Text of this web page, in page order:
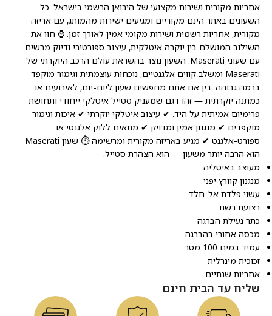
אחריות מקורית ושירות מקצועי של היבואן הרשמי בישראל. כל
השעונים באתר הינם מקוריים ומגיעים ישירות מהמותג, עם אריזה
מקורית, אחריות רשמית ושירות מקומי אמין לאורך זמן. ⌚ חוו את
השילוב המושלם בין יוקרה איטלקית, עיצוב ספורטיבי ודיוק מרשים
עם שעוני Maserati. השעון נוצר בהשראת עולם הרכב היוקרתי של
Maserati ומשלב קווים אלגנטיים, נוכחות עוצמתית וגימור מוקפד
ברמה גבוהה. בין אם אתם מחפשים שעון ליום-יום, לאירועים או
כמתנה יוקרתית — זהו דגם שמעניק סטייל איטלקי ייחודי ותחושת
פרימיום אמיתית על היד. ✔ עיצוב איטלקי יוקרתי ✔ איכות וגימור
מוקפדים ✔ מנגנון אמין ומדויק ✔ מתאים ללוק אלגנטי או
ספורט-אלגנט ✔ מגיע באריזה מקורית ומרשימה ⏱️ שעון Maserati
הוא הרבה יותר משעון — הוא הצהרת סטייל.
מעוצב באיטליה
מנגנון קוורץ יפני
עשוי פלדת אל-חלד
רצועת רשת
כתר נעילת הברגה
מכסה אחורי בהברגה
עמיד במים 100 מטר
זכוכית מינרלית
אחריות שנתיים
שליח עד הבית חינם